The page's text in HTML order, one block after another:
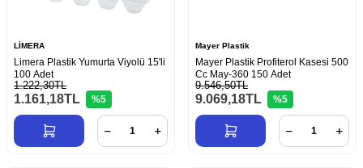
LİMERA
Limera Plastik Yumurta Viyolü 15'li
100 Adet
1.222,30TL
1.161,18TL %5
Mayer Plastik
Mayer Plastik Profiterol Kasesi 500
Cc May-360 150 Adet
9.546,50TL
9.069,18TL %5